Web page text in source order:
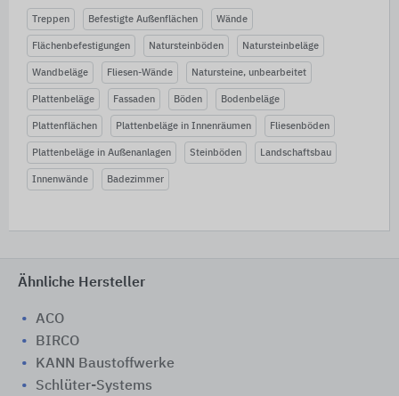
Treppen Befestigte Außenflächen Wände
Flächenbefestigungen Natursteinböden Natursteinbeläge
Wandbeläge Fliesen-Wände Natursteine, unbearbeitet
Plattenbeläge Fassaden Böden Bodenbeläge
Plattenflächen Plattenbeläge in Innenräumen Fliesenböden
Plattenbeläge in Außenanlagen Steinböden Landschaftsbau
Innenwände Badezimmer
Ähnliche Hersteller
ACO
BIRCO
KANN Baustoffwerke
Schlüter-Systems